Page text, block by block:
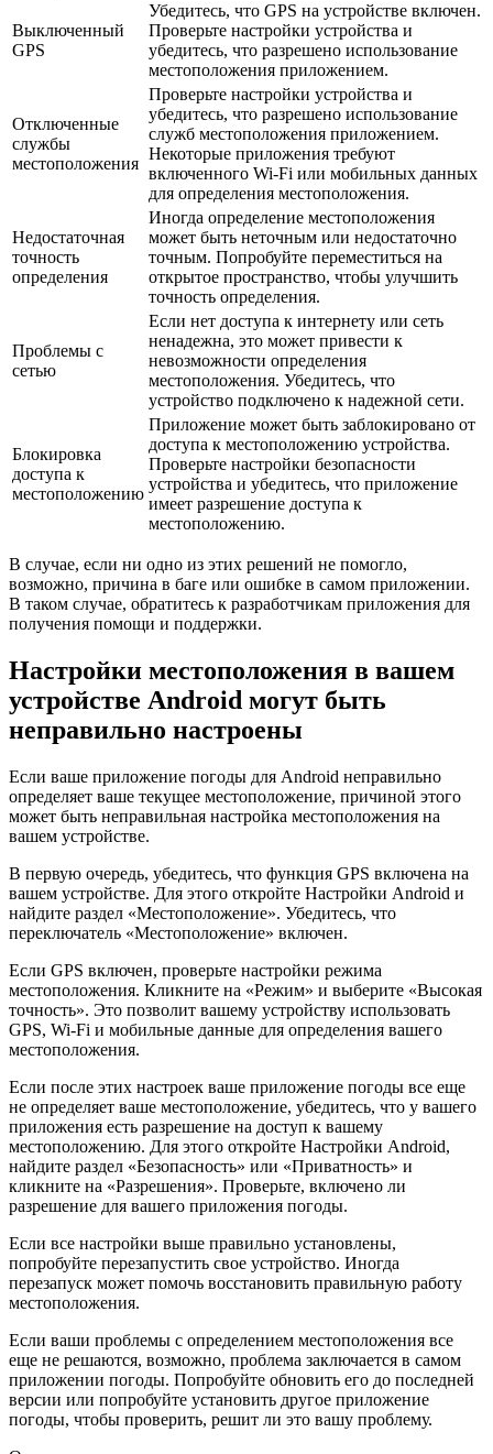
Выключенный
GPS
Убедитесь, что GPS на устройстве включен.
Проверьте настройки устройства и
убедитесь, что разрешено использование
местоположения приложением.
Отключенные
службы
местоположения
Проверьте настройки устройства и
убедитесь, что разрешено использование
служб местоположения приложением.
Некоторые приложения требуют
включенного Wi-Fi или мобильных данных
для определения местоположения.
Недостаточная
точность
определения
Иногда определение местоположения
может быть неточным или недостаточно
точным. Попробуйте переместиться на
открытое пространство, чтобы улучшить
точность определения.
Проблемы с
сетью
Если нет доступа к интернету или сеть
ненадежна, это может привести к
невозможности определения
местоположения. Убедитесь, что
устройство подключено к надежной сети.
Блокировка
доступа к
местоположению
Приложение может быть заблокировано от
доступа к местоположению устройства.
Проверьте настройки безопасности
устройства и убедитесь, что приложение
имеет разрешение доступа к
местоположению.
В случае, если ни одно из этих решений не помогло,
возможно, причина в баге или ошибке в самом приложении.
В таком случае, обратитесь к разработчикам приложения для
получения помощи и поддержки.
Настройки местоположения в вашем
устройстве Android могут быть
неправильно настроены
Если ваше приложение погоды для Android неправильно
определяет ваше текущее местоположение, причиной этого
может быть неправильная настройка местоположения на
вашем устройстве.
В первую очередь, убедитесь, что функция GPS включена на
вашем устройстве. Для этого откройте Настройки Android и
найдите раздел «Местоположение». Убедитесь, что
переключатель «Местоположение» включен.
Если GPS включен, проверьте настройки режима
местоположения. Кликните на «Режим» и выберите «Высокая
точность». Это позволит вашему устройству использовать
GPS, Wi-Fi и мобильные данные для определения вашего
местоположения.
Если после этих настроек ваше приложение погоды все еще
не определяет ваше местоположение, убедитесь, что у вашего
приложения есть разрешение на доступ к вашему
местоположению. Для этого откройте Настройки Android,
найдите раздел «Безопасность» или «Приватность» и
кликните на «Разрешения». Проверьте, включено ли
разрешение для вашего приложения погоды.
Если все настройки выше правильно установлены,
попробуйте перезапустить свое устройство. Иногда
перезапуск может помочь восстановить правильную работу
местоположения.
Если ваши проблемы с определением местоположения все
еще не решаются, возможно, проблема заключается в самом
приложении погоды. Попробуйте обновить его до последней
версии или попробуйте установить другое приложение
погоды, чтобы проверить, решит ли это вашу проблему.